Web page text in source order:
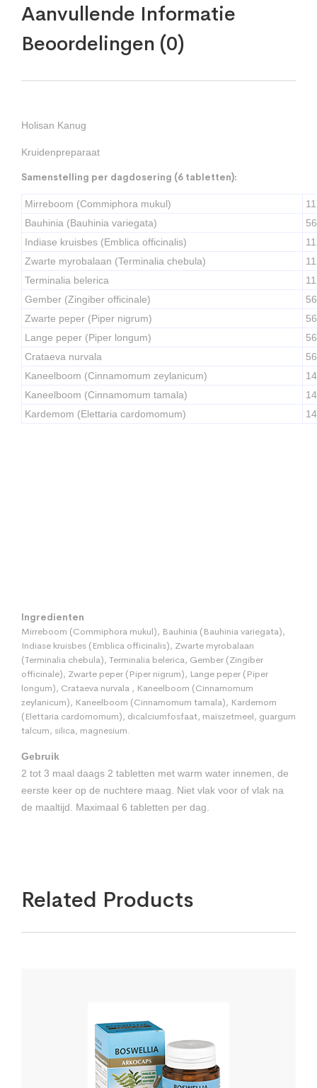
Aanvullende Informatie
Beoordelingen (0)
Holisan Kanug
Kruidenpreparaat
Samenstelling per dagdosering (6 tabletten):
Mirreboom (Commiphora mukul)
Bauhinia (Bauhinia variegata)
Indiase kruisbes (Emblica officinalis)
Zwarte myrobalaan (Terminalia chebula)
Terminalia belerica
Gember (Zingiber officinale)
Zwarte peper (Piper nigrum)
Lange peper (Piper longum)
Crataeva nurvala
Kaneelboom (Cinnamomum zeylanicum)
Kaneelboom (Cinnamomum tamala)
Kardemom (Elettaria cardomomum)
Ingredienten
Mirreboom (Commiphora mukul), Bauhinia (Bauhinia variegata),
Indiase kruisbes (Emblica officinalis), Zwarte myrobalaan
(Terminalia chebula), Terminalia belerica, Gember (Zingiber
officinale), Zwarte peper (Piper nigrum), Lange peper (Piper
longum), Crataeva nurvala , Kaneelboom (Cinnamomum
zeylanicum), Kaneelboom (Cinnamomum tamala), Kardemom
(Elettaria cardomomum), dicalciumfosfaat, maïszetmeel, guargum
talcum, silica, magnesium.
Gebruik
2 tot 3 maal daags 2 tabletten met warm water innemen, de
eerste keer op de nuchtere maag. Niet vlak voor of vlak na
de maaltijd. Maximaal 6 tabletten per dag.
Related Products